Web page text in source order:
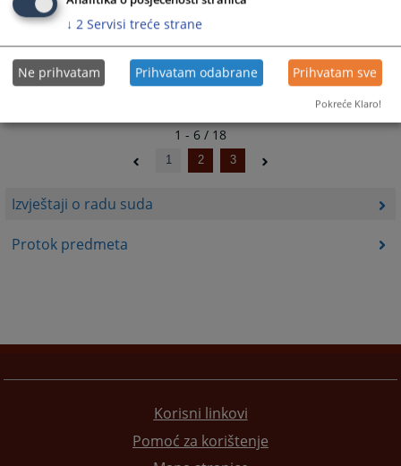
Izvještaji o radu suda
Protok predmeta
1 - 6 / 18
1 2 3
Korisni linkovi
Pomoć za korištenje
↓ 2 Servisi treće strane
Ne prihvatam Prihvatam odabrane Prihvatam sve
Pokreće Klaro!